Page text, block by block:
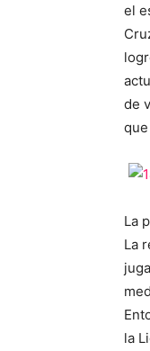
el
de
La
La
la